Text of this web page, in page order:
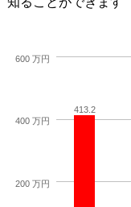
413.2
200 万円
400 万円
600 万円